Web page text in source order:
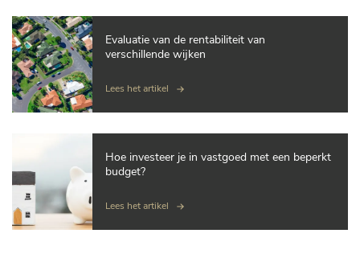
Evaluatie van de rentabiliteit van
verschillende wijken
Lees het artikel
Hoe investeer je in vastgoed met een beperkt
budget?
Lees het artikel